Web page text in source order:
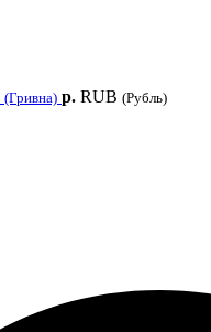
(Гривна) р. RUB (Рубль)